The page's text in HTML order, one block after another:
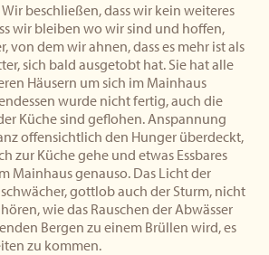
beschließen, dass wir kein weiteres
wir bleiben wo wir sind und hoffen,
von dem wir ahnen, dass es mehr ist als
sich bald ausgetobt hat. Sie hat alle
Häusern um sich im Mainhaus
wurde nicht fertig, auch die
Küche sind geflohen. Anspannung
offensichtlich den Hunger überdeckt,
zur Küche gehe und etwas Essbares
Mainhaus genauso. Das Licht der
gottlob auch der Sturm, nicht
wie das Rauschen der Abwässer
Bergen zu einem Brüllen wird, es
zu kommen.